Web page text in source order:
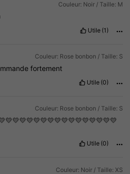
Couleur: Noir / Taille: M
Utile (1)
Couleur: Rose bonbon / Taille: S
fortement
Utile (0)
Couleur: Rose bonbon / Taille: S
Utile (0)
Couleur: Noir / Taille: XS